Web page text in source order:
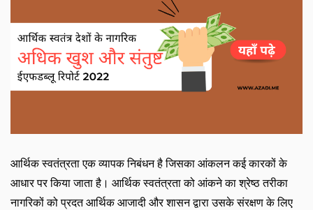
आर्थिक स्वतंत्रता एक व्यापक निबंधन है जिसका आंकलन कई कारकों के
आधार पर किया जाता है। आर्थिक स्वतंत्रता को आंकने का श्रेष्ठ तरीका
नागरिकों को प्रदत आर्थिक आजादी और शासन द्वारा उसके संरक्षण के लिए